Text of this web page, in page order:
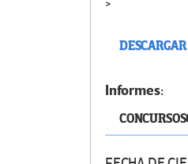
>
Informes: